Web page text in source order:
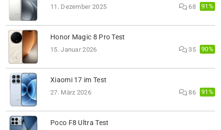
11. Dezember 2025 68 91%
Honor Magic 8 Pro Test
15. Januar 2026 35 90%
Xiaomi 17 im Test
27. März 2026 86 91%
Poco F8 Ultra Test